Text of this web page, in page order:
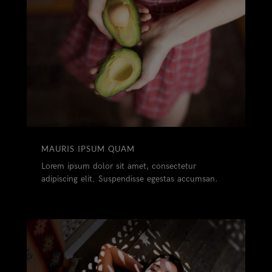
MAURIS IPSUM QUAM
Lorem ipsum dolor sit amet, consectetur
adipiscing elit. Suspendisse egestas accumsan.